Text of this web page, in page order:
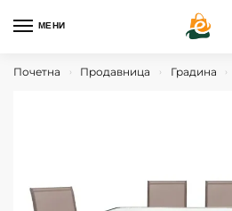
МЕНИ
Почетна › Продавница › Градина ›